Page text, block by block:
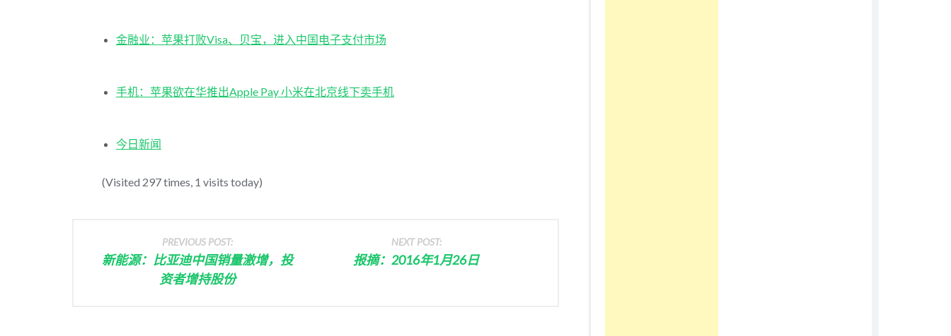
金融业：苹果打败Visa、贝宝，进入中国电子支付市场
手机：苹果欲在华推出Apple Pay 小米在北京线下卖手机
今日新闻
(Visited 297 times, 1 visits today)
PREVIOUS POST:
新能源：比亚迪中国销量激增，投
资者增持股份
NEXT POST:
报摘：2016年1月26日